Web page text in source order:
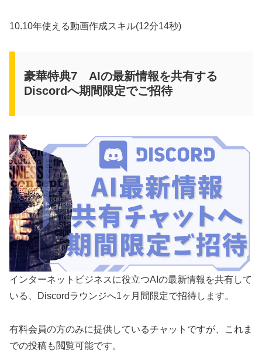
10.10年使える動画作成スキル(12分14秒)
豪華特典7 AIの最新情報を共有する
Discordへ期間限定でご招待
インターネットビジネスに役立つAIの最新情報を共有して
いる、Discordラウンジへ1ヶ月間限定で招待します。
有料会員の方のみに提供しているチャットですが、これま
での投稿も閲覧可能です。